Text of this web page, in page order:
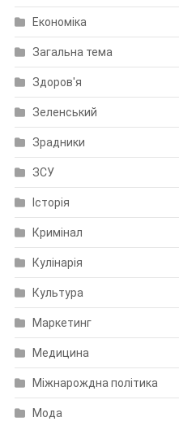
Економіка
Загальна тема
Здоров'я
Зеленський
Зрадники
ЗСУ
Історія
Кримінал
Кулінарія
Культура
Маркетинг
Медицина
Міжнарождна політика
Мода